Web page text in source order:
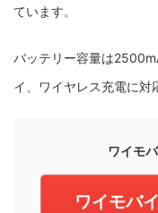
ています。
バッテリー容量は
イ、ワイヤレス充電に対
ワイモ
ワイモバ